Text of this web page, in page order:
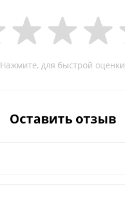
Нажмите, для быстрой оценки
Оставить отзыв